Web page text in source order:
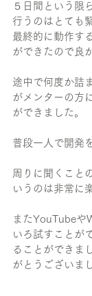
５日間という限
行うのはとても
最終的に動作す
ができたので良
途中で何度か詰
がメンターの方
ができました。
普段一人で開発
周りに聞くこと
いうのは非常に
またYouTubeや
いろ試すことが
ることができま
がとうございま